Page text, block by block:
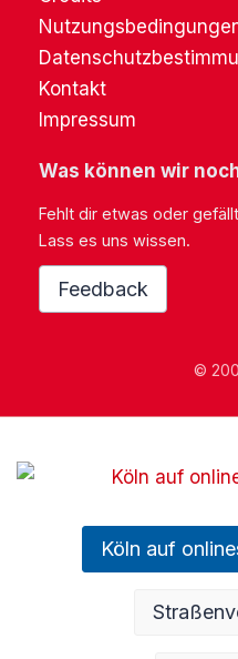
Kontakt
Impressum
Was können wir
Fehlt dir etwas oder
Lass es uns wissen.
Feedback
©
Köln auf